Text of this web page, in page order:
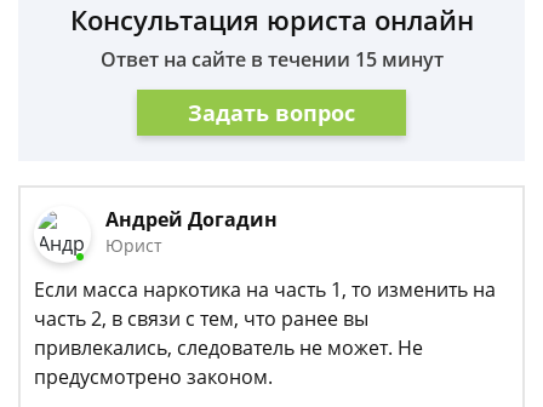
Консультация юриста онлайн
Ответ на сайте в течении 15 минут
Задать вопрос
Андрей Догадин
Юрист
Если масса наркотика на часть 1, то изменить на
часть 2, в связи с тем, что ранее вы
привлекались, следователь не может. Не
предусмотрено законом.